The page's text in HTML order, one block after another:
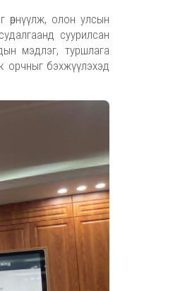
өрнүүлж, олон улсын
суурилсан
мэдлэг, туршлага
орчныг бэхжүүлэхэд